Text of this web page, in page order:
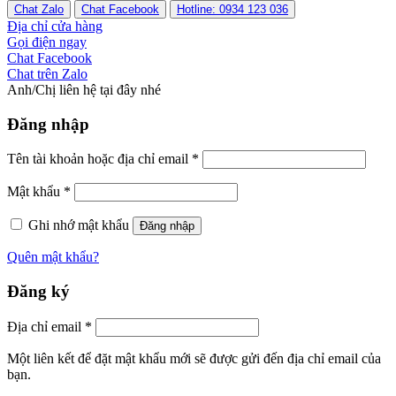
Chat Zalo Chat Facebook Hotline: 0934 123 036
Địa chỉ cửa hàng
Gọi điện ngay
Chat Facebook
Chat trên Zalo
Anh/Chị liên hệ tại đây nhé
Đăng nhập
Tên tài khoản hoặc địa chỉ email *
Mật khẩu *
Ghi nhớ mật khẩu Đăng nhập
Quên mật khẩu?
Đăng ký
Địa chỉ email *
Một liên kết để đặt mật khẩu mới sẽ được gửi đến địa chỉ email của
bạn.